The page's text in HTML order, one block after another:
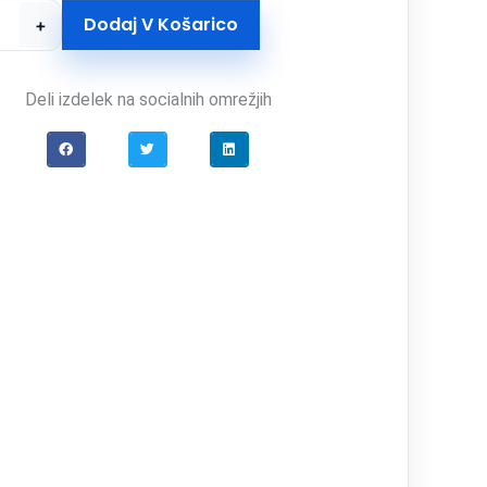
+ Dodaj V Košarico
Deli izdelek na socialnih omrežjih